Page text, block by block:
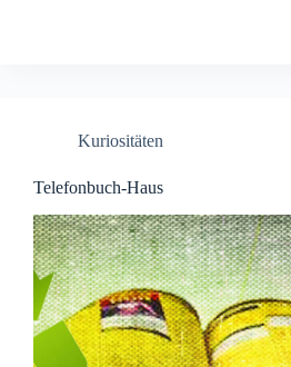
Kuriositäten
Telefonbuch-Haus